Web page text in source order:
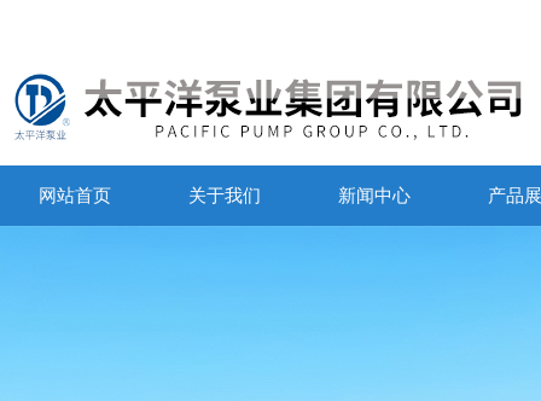
网站首页 关于我们 新闻中心 产品